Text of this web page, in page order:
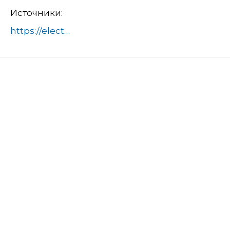
Источники:
https://electrostal.ru/novosti/novosti-goroda/v-elektrostali-proydet-kontsert-poyu-moye-otechestvo/